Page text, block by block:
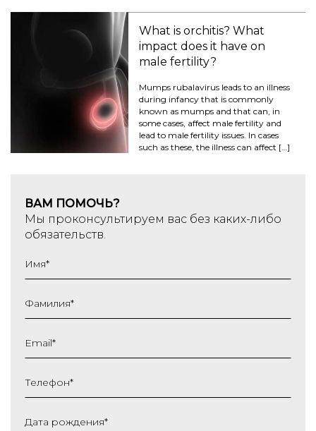
What is orchitis? What
impact does it have on
male fertility?
Mumps rubalavirus leads to an illness
during infancy that is commonly
known as mumps and that can, in
some cases, affect male fertility and
lead to male fertility issues. In cases
such as these, the illness can affect […]
ВАМ ПОМОЧЬ?
Мы проконсультируем вас без каких-либо
обязательств.
Имя*
Фамилия*
Email*
Телефон*
Дата рождения*